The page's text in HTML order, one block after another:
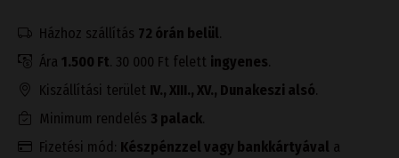
Házhoz szállítás 72 órán belül .
Ára 1.500 Ft. 30 000 Ft felett ingyenes.
Kiszállítási terület IV., XIII., XV., Dunakeszi alsó.
Minimum rendelés 3 palack.
Fizetési mód: Készpénzzel vagy bankkártyával a